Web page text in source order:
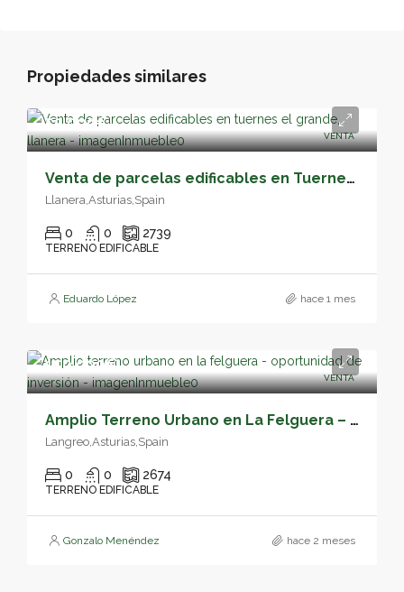
Propiedades similares
VENTA
55,000€
Venta de parcelas edificables en Tuernes el Grande, Llanera – 05163
Llanera,Asturias,Spain
0 0 2739
TERRENO EDIFICABLE
Eduardo López hace 1 mes
VENTA
150,000€
Amplio Terreno Urbano en La Felguera – Oportunidad de Inversión – 05160
Langreo,Asturias,Spain
0 0 2674
TERRENO EDIFICABLE
Gonzalo Menéndez hace 2 meses